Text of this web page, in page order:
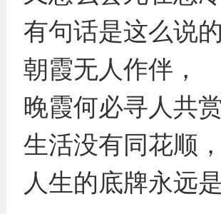
有句话是这么说的
朝霞无人作伴，
晚霞何必寻人共赏
生活没有同花顺，
人生的底牌永远是